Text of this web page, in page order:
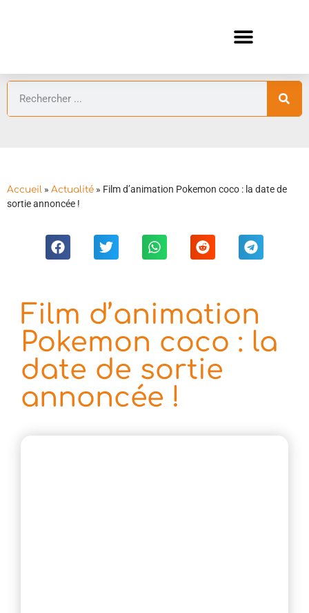
Accueil » Actualité » Film d’animation Pokemon coco : la date de
sortie annoncée !
Film d’animation
Pokemon coco : la
date de sortie
annoncée !